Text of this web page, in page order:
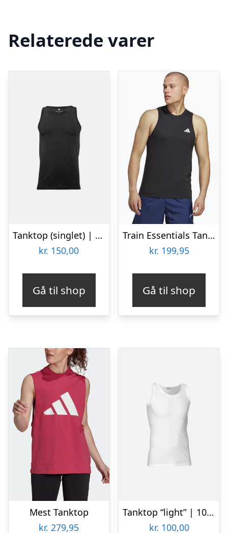
Relaterede varer
Tanktop (singlet) | Bambusviskose | Sort
kr. 150,00
Gå til shop
Train Essentials Tanktop
kr. 199,95
Gå til shop
Mest Tanktop
kr. 279,95
Tanktop “light” | 100% bomuld | Hvid
kr. 100,00